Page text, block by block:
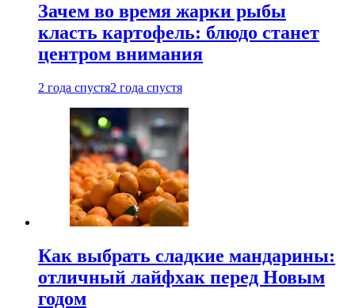
Зачем во время жарки рыбы
класть картофель: блюдо станет
центром внимания
2 года спустя2 года спустя
Как выбрать сладкие мандарины:
отличный лайфхак перед Новым
годом